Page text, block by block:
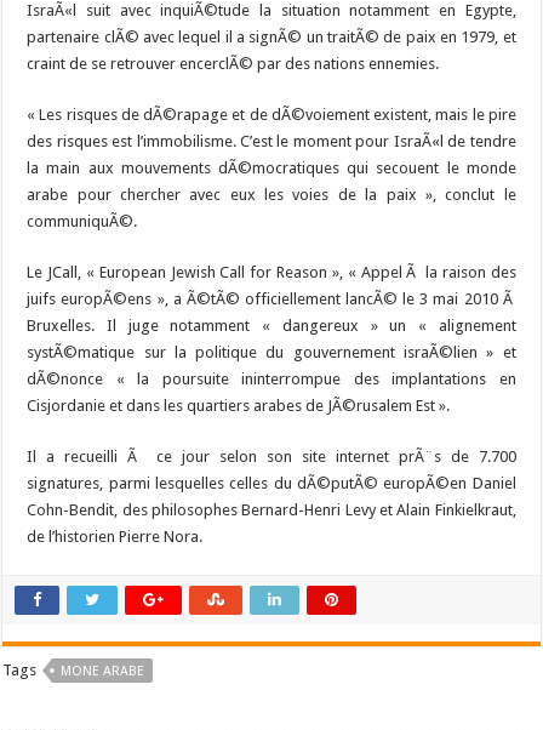
IsraÃ«l suit avec inquiÃ©tude la situation notamment en Egypte,
partenaire clÃ© avec lequel il a signÃ© un traitÃ© de paix en 1979, et
craint de se retrouver encerclÃ© par des nations ennemies.
« Les risques de dÃ©rapage et de dÃ©voiement existent, mais le pire
des risques est l’immobilisme. C’est le moment pour IsraÃ«l de tendre
la main aux mouvements dÃ©mocratiques qui secouent le monde
arabe pour chercher avec eux les voies de la paix », conclut le
communiquÃ©.
Le JCall, « European Jewish Call for Reason », « Appel Ã la raison des
juifs europÃ©ens », a Ã©tÃ© officiellement lancÃ© le 3 mai 2010 Ã
Bruxelles. Il juge notamment « dangereux » un « alignement
systÃ©matique sur la politique du gouvernement israÃ©lien » et
dÃ©nonce « la poursuite ininterrompue des implantations en
Cisjordanie et dans les quartiers arabes de JÃ©rusalem Est ».
Il a recueilli Ã ce jour selon son site internet prÃ¨s de 7.700
signatures, parmi lesquelles celles du dÃ©putÃ© europÃ©en Daniel
Cohn-Bendit, des philosophes Bernard-Henri Levy et Alain Finkielkraut,
de l’historien Pierre Nora.
Tags MONE ARABE